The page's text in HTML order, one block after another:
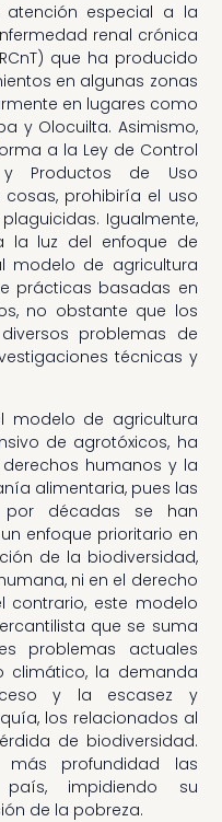
especial a la
renal crónica
que ha producido
en algunas zonas
en lugares como
y Olocuilta. Asimismo,
a la Ley de Control
y Productos de Uso
prohibiría el uso
Igualmente,
la luz del enfoque de
modelo de agricultura
prácticas basadas en
no obstante que los
problemas de
técnicas y
modelo de agricultura
de agrotóxicos, ha
humanos y la
alimentaria, pues las
por décadas se han
enfoque prioritario en
de la biodiversidad,
ni en el derecho
contrario, este modelo
que se suma
problemas actuales
climático, la demanda
y la escasez y
los relacionados al
de biodiversidad.
profundidad las
impidiendo su
de la pobreza.